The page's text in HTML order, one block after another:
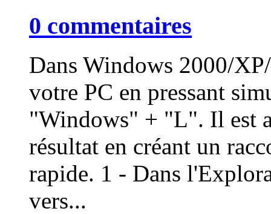
0 commentaires
Dans Windows 2000/
votre PC en pressant
"Windows" + "L". Il est
résultat en créant un
rapide. 1 - Dans
vers...